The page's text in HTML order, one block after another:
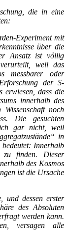
die in eine
Experiment mit
über die
Ansatz ist völlig
weil das
messbarer oder
der S-
erwiesen, dass die
innerhalb des
noch
Die gesuchten
gar nicht, weil
in
bedeutet: Innerhalb
zu finden. Dieser
des Kosmos
ist die Ursache
und dessen erster
des Absoluten
werden kann.
versagen alle